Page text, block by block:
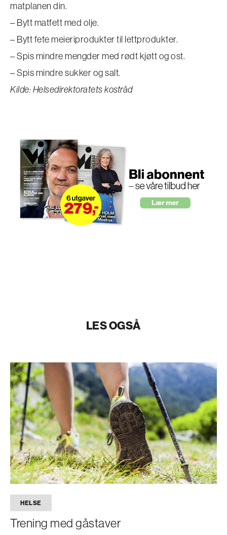
matplanen din.
– Bytt matfett med olje.
– Bytt fete meieriprodukter til lettprodukter.
– Spis mindre mengder med rødt kjøtt og ost.
– Spis mindre sukker og salt.
Kilde: Helsedirektoratets kostråd
LES OGSÅ
HELSE
Trening med gåstaver